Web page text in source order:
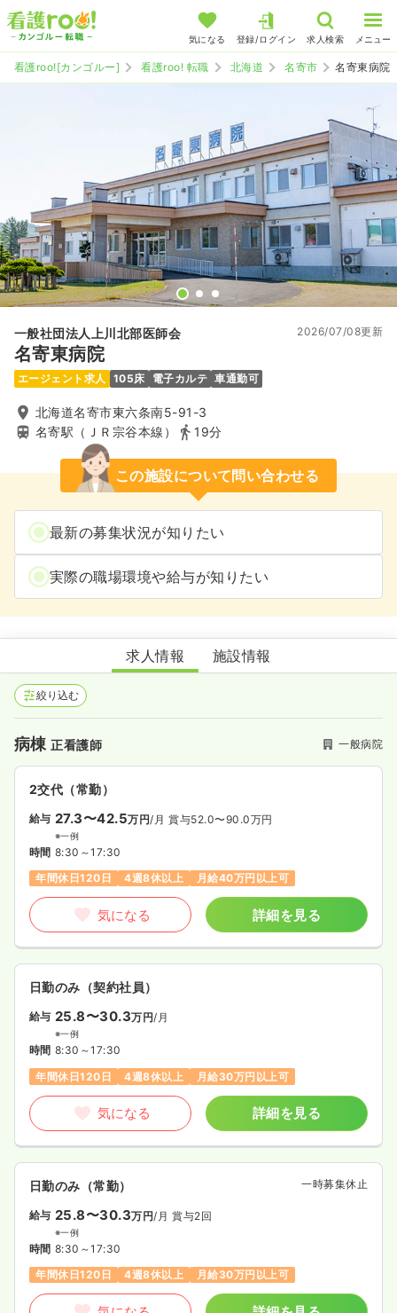
気になる 登録/ログイン 求人検索 メニュー
看護roo![カンゴルー] 看護roo! 転職 北海道 名寄市 名寄東病院
一般社団法人上川北部医師会
名寄東病院
2026/07/08更新
エージェント求人 105床 電子カルテ 車通勤可
北海道名寄市東六条南5-91-3
名寄駅（ＪＲ宗谷本線）
19分
この施設について問い合わせる
最新の募集状況が知りたい
実際の職場環境や給与が知りたい
名寄東病院
求人情報 施設情報
絞り込む
病棟正看護師 一般病院
2交代（常勤）
給与 27.3〜42.5万円/月 賞与52.0〜90.0万円
※一例
時間 8:30～17:30
年間休日120日
4週8休以上 月給40万円以上可
気になる 詳細を見る
日勤のみ（契約社員）
給与 25.8〜30.3万円/月
※一例
時間 8:30～17:30
年間休日120日
4週8休以上 月給30万円以上可
気になる 詳細を見る
日勤のみ（常勤） 一時募集休止
給与 25.8〜30.3万円/月 賞与2回
※一例
時間 8:30～17:30
年間休日120日
4週8休以上 月給30万円以上可